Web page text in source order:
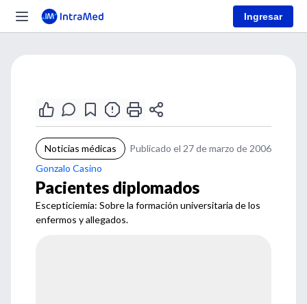
Ingresar
Noticias médicas
Publicado el 27 de marzo de 2006
Gonzalo Casino
Pacientes diplomados
Escepticiemia: Sobre la formación universitaria de los
enfermos y allegados.